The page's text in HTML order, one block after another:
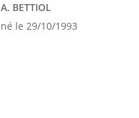
A. BETTIOL
né le 29/10/1993